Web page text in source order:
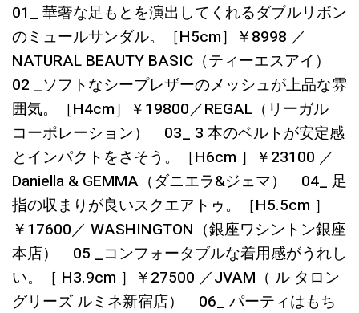
01_ 華奢な足もとを演出してくれるダブルリボン
のミュールサンダル。［H5cm］￥8998 ／
NATURAL BEAUTY BASIC（ティーエスアイ）
02 _ソフトなシープレザーのメッシュが上品な雰
囲気。［H4cm］￥19800／REGAL（リーガル
コーポレーション） 03_ 3 本のベルトが安定感
とインパクトをさそう。［H6cm ］￥23100 ／
Daniella & GEMMA（ダニエラ&ジェマ） 04_ 足
指の収まりが良いスクエアトゥ。［H5.5cm ］
￥17600／ WASHINGTON（銀座ワシントン銀座
本店） 05 _コンフォータブルな着用感がうれし
い。［ H3.9cm ］￥27500 ／JVAM（ ル タロン
グリーズ ルミネ新宿店） 06_ パーティはもち